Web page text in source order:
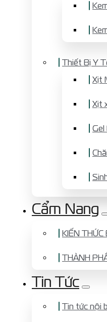
Thiết Bị Y
Xịt
Xịt
Gel
Cẩm Nang
KIẾN THỨC
THÀNH
Tin Tức
Tin tức nội